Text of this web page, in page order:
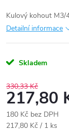
Kulový kohout M3/
Detailní informace
Skladem
330,33 Kč
217,80
180 Kč bez DPH
Měrná
217,80 Kč / 1 ks